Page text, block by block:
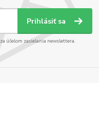
Prihlásiť sa
za účelom zasielania newslettera.